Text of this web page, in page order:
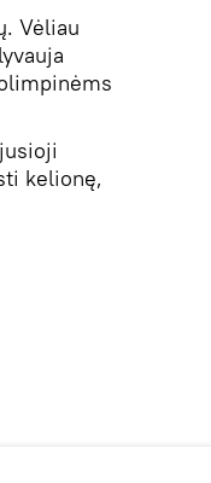
Vėliau
kelionę,